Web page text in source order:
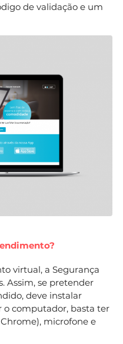
de validação e um
virtual, a Segurança
Assim, se pretender
deve instalar
o computador, basta ter
microfone e